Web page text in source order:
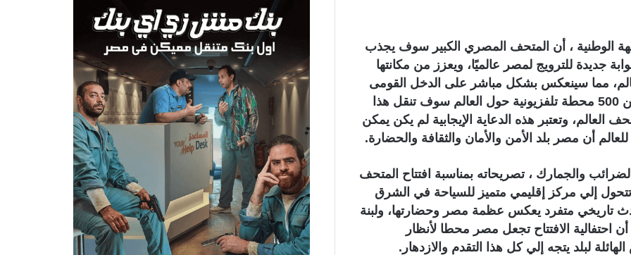
الوطنية ، أن المتحف المصري الكبير سوف يجذب
جديدة للترويج لمصر عالميًا، ويعزز من مكانتها
مما سينعكس بشكل مباشر على الدخل القومى
وينعش الاقتصاد المصرى، فضلا عن أن أكثر من 500 محطة تلفزيونية حول العالم سوف تنقل هذا
وتعتبر هذه الدعاية الإيجابية لم يكن يمكن
أن مصر بلد الأمن والأمان والثقافة والحضارة.
والجمارك ، تصريحاته بمناسبة افتتاح المتحف
إلي مركز إقليمي متميز للسياحة في الشرق
تاريخي متفرد يعكس عظمة مصر وحضارتها، ولبنة
الافتتاح تجعل مصر محطا لأنظار
لبلد يتجه إلي كل هذا التقدم والازدهار.